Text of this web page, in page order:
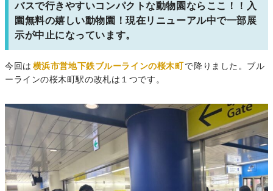
バスで行きやすいコンパクトな動物園ならここ！！入
園無料の嬉しい動物園！現在リニューアル中で一部展
示が中止になっています。
今回は 横浜市営地下鉄ブルーラインの桜木町
で降りました。ブル
ーラインの桜木町駅の改札は１つです。